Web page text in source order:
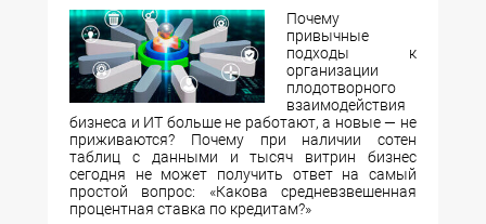
Почему
привычные
подходы к
организации
плодотворного
взаимодействия
бизнеса и ИТ больше не работают, а новые — не
приживаются? Почему при наличии сотен
таблиц с данными и тысяч витрин бизнес
сегодня не может получить ответ на самый
простой вопрос: «Какова средневзвешенная
процентная ставка по кредитам?»